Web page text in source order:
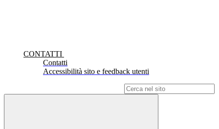
CONTATTI
Contatti
Accessibilità sito e feedback utenti